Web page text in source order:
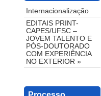
Internacionalização
EDITAIS PRINT-
CAPES/UFSC –
JOVEM TALENTO E
PÓS-DOUTORADO
COM EXPERIÊNCIA
NO EXTERIOR »